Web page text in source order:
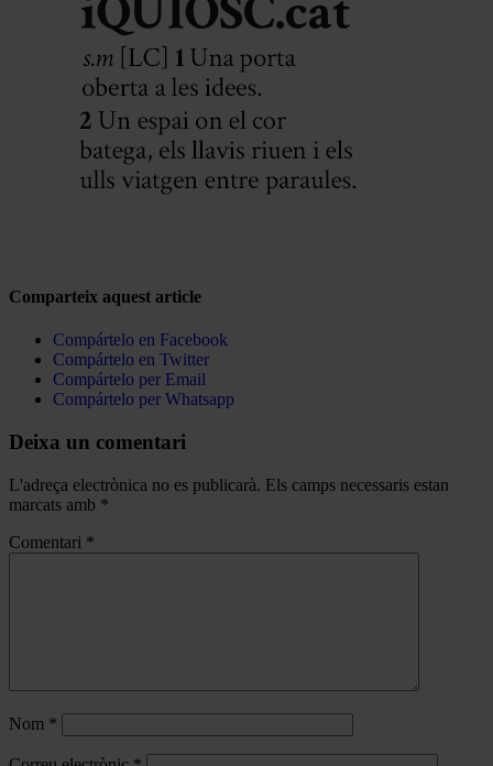
Comparteix aquest article
Compártelo en Facebook
Compártelo en Twitter
Compártelo per Email
Compártelo per Whatsapp
Deixa un comentari
L'adreça electrònica no es publicarà. Els camps necessaris estan
marcats amb *
Comentari *
Nom *